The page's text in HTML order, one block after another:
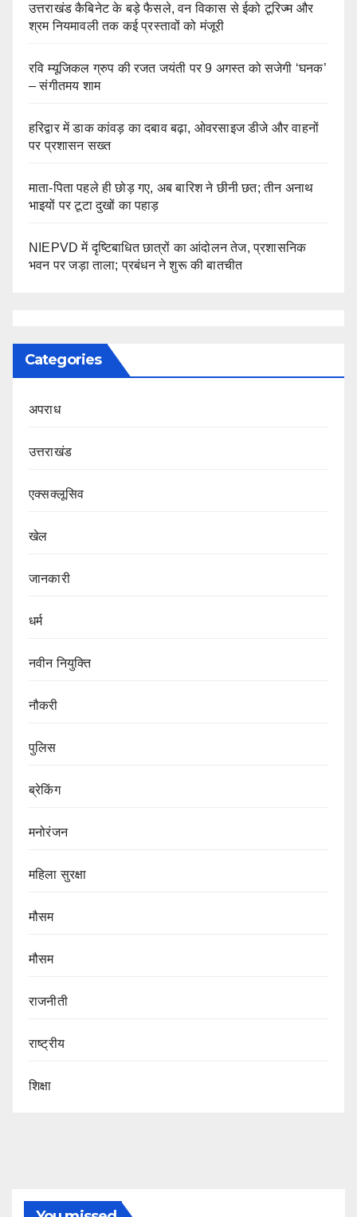
उत्तराखंड कैबिनेट के बड़े फैसले, वन विकास से ईको टूरिज्म और
श्रम नियमावली तक कई प्रस्तावों को मंजूरी
रवि म्यूजिकल ग्रुप की रजत जयंती पर 9 अगस्त को सजेगी ‘घनक’
– संगीतमय शाम
हरिद्वार में डाक कांवड़ का दबाव बढ़ा, ओवरसाइज डीजे और वाहनों
पर प्रशासन सख्त
माता-पिता पहले ही छोड़ गए, अब बारिश ने छीनी छत; तीन अनाथ
भाइयों पर टूटा दुखों का पहाड़
NIEPVD में दृष्टिबाधित छात्रों का आंदोलन तेज, प्रशासनिक
भवन पर जड़ा ताला; प्रबंधन ने शुरू की बातचीत
Categories
अपराध
उत्तराखंड
एक्सक्लूसिव
खेल
जानकारी
धर्म
नवीन नियुक्ति
नौकरी
पुलिस
ब्रेकिंग
मनोरंजन
महिला सुरक्षा
मौसम
मौसम
राजनीती
राष्ट्रीय
शिक्षा